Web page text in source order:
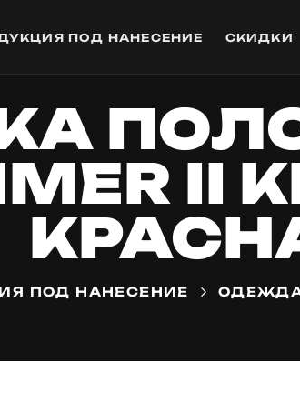
ПОД НАНЕСЕНИЕ СКИДКИ
II
ПОД НАНЕСЕНИЕ